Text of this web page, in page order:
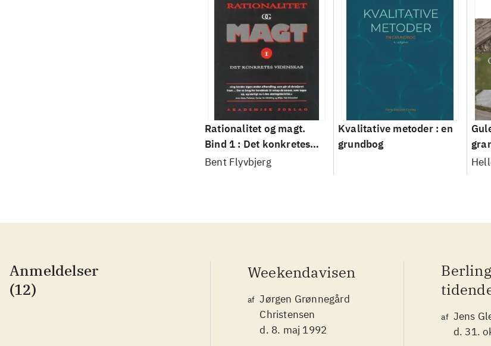
Rationalitet og magt.
Bind 1 : Det konkretes
videnskab
Bent Flyvbjerg
Kvalitative metoder : en
grundbog
Anmeldelser
(12)
Weekendavisen
af Jørgen Grønnegård
Christensen
d. 8. maj 1992
af Jens
d. 31.